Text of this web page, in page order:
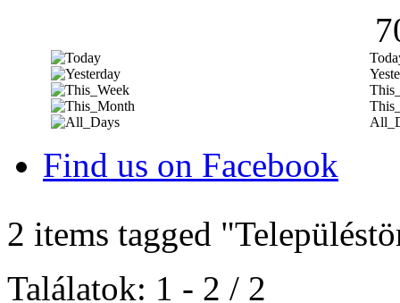
Find us on Facebook
2 items tagged
Találatok: 1 - 2 / 2